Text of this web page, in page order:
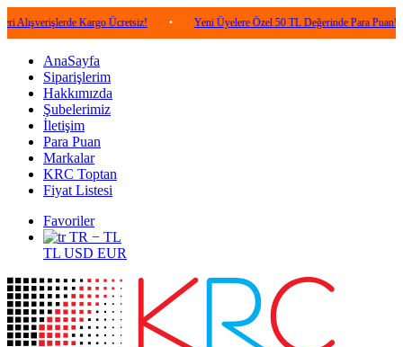
Kargo Ücretsiz! • Yeni Üyelere Özel 50 TL Değerinde Para Puan! •
AnaSayfa
Siparişlerim
Hakkımızda
Şubelerimiz
İletişim
Para Puan
Markalar
KRC Toptan
Fiyat Listesi
Favoriler
TR − TL
TL USD EUR